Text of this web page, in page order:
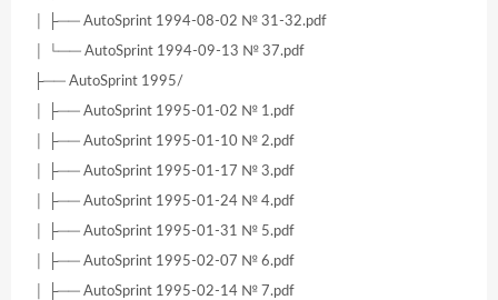
│ ├── AutoSprint 1994-08-02 № 31-32.pdf
│ └── AutoSprint 1994-09-13 № 37.pdf
├── AutoSprint 1995/
│ ├── AutoSprint 1995-01-02 № 1.pdf
│ ├── AutoSprint 1995-01-10 № 2.pdf
│ ├── AutoSprint 1995-01-17 № 3.pdf
│ ├── AutoSprint 1995-01-24 № 4.pdf
│ ├── AutoSprint 1995-01-31 № 5.pdf
│ ├── AutoSprint 1995-02-07 № 6.pdf
│ ├── AutoSprint 1995-02-14 № 7.pdf